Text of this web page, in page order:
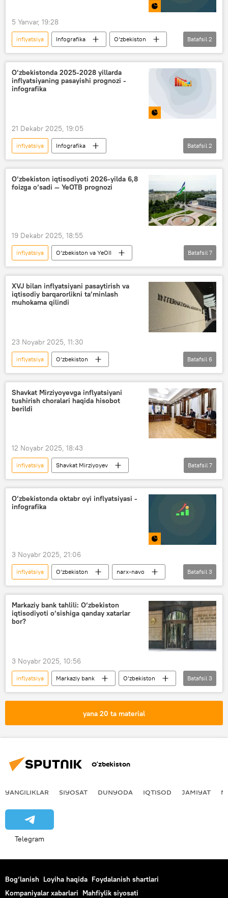
5 Yanvar, 19:28
inflyatsiya Infografika
O‘zbekiston
narx-navo
Oziq-ovqat
Batafsil 2
O‘zbekistonda 2025-2028 yillarda
inflyatsiyaning pasayishi prognozi -
infografika
21 Dekabr 2025, 19:05
inflyatsiya
Infografika
Yevroosiyo taraqqiyot banki (YeOTB)
O‘zbekiston
Batafsil 2
O‘zbekiston iqtisodiyoti 2026-yilda 6,8
foizga o‘sadi — YeOTB prognozi
19 Dekabr 2025, 18:55
inflyatsiya
O‘zbekiston va YeOII
O‘zbekiston
Markaziy Osiyo
YeOII
Yevroosiyo taraqqiyot banki (YeOTB)
Batafsil 7
XVJ bilan inflyatsiyani pasaytirish va
iqtisodiy barqarorlikni ta’minlash
muhokama qilindi
23 Noyabr 2025, 11:30
inflyatsiya
O‘zbekiston
Xalqaro valyuta jamg‘armasi (XVJ)
Iqtisod
Jahon savdo tashkiloti (JST)
Iqtisodiyot va moliya vazirligi
Batafsil 6
Shavkat Mirziyoyevga inflyatsiyani
tushirish choralari haqida hisobot
berildi
12 Noyabr 2025, 18:43
inflyatsiya
Shavkat Mirziyoyev
prezident
bank
Markaziy bank
Moliya vazirligi
Moliya vaziri
Iqtisodiyot va moliya vazirligi
Batafsil 7
O‘zbekistonda oktabr oyi inflyatsiyasi -
infografika
3 Noyabr 2025, 21:06
inflyatsiya O‘zbekiston
narx-navo
Infografika
Oziq-ovqat
Milliy statistika qo‘mitasi
Batafsil 3
Markaziy bank tahlili: O‘zbekiston
iqtisodiyoti o‘sishiga qanday xatarlar
bor?
3 Noyabr 2025, 10:56
inflyatsiya Markaziy bank
O‘zbekiston
Jamiyat
YaIM Iqtisod
Batafsil 3
yana 20 ta material
O‘zbekiston
YANGILIKLAR SIYOSAT DUNYODA IQTISOD JAMIYAT
Telegram
Bog‘lanish Loyiha haqida Foydalanish shartlari
Kompaniyalar xabarlari Mahfiylik siyosati